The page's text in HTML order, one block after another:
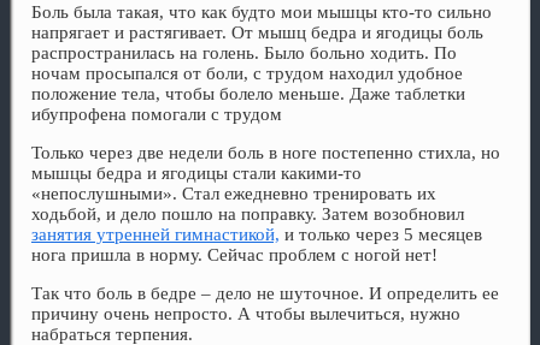
Боль была такая, что как будто мои мышцы кто-то сильно
напрягает и растягивает. От мышц бедра и ягодицы боль
распространилась на голень. Было больно ходить. По
ночам просыпался от боли, с трудом находил удобное
положение тела, чтобы болело меньше. Даже таблетки
ибупрофена помогали с трудом
Только через две недели боль в ноге постепенно стихла, но
мышцы бедра и ягодицы стали какими-то
«непослушными». Стал ежедневно тренировать их
ходьбой, и дело пошло на поправку. Затем возобновил
занятия утренней гимнастикой, и только через 5 месяцев
нога пришла в норму. Сейчас проблем с ногой нет!
Так что боль в бедре – дело не шуточное. И определить ее
причину очень непросто. А чтобы вылечиться, нужно
набраться терпения.